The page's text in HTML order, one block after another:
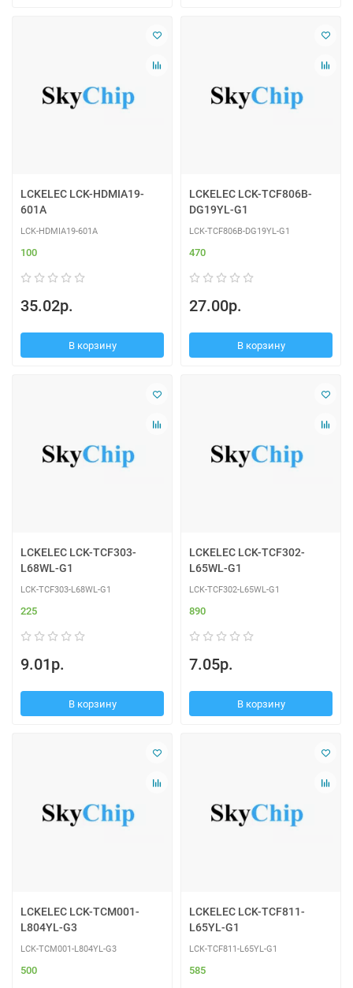
LCKELEC LCK-HDMIA19-
601A
LCK-HDMIA19-601A
100
35.02р.
В корзину
LCKELEC LCK-TCF806B-
DG19YL-G1
LCK-TCF806B-DG19YL-G1
470
27.00р.
В корзину
LCKELEC LCK-TCF303-
L68WL-G1
LCK-TCF303-L68WL-G1
225
9.01р.
В корзину
LCKELEC LCK-TCF302-
L65WL-G1
LCK-TCF302-L65WL-G1
890
7.05р.
В корзину
LCKELEC LCK-TCM001-
L804YL-G3
LCK-TCM001-L804YL-G3
500
LCKELEC LCK-TCF811-
L65YL-G1
LCK-TCF811-L65YL-G1
585